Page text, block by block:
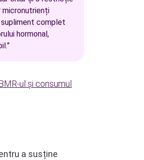
micronutrienți
supliment complet
hormonal,
ul și consumul
a susține